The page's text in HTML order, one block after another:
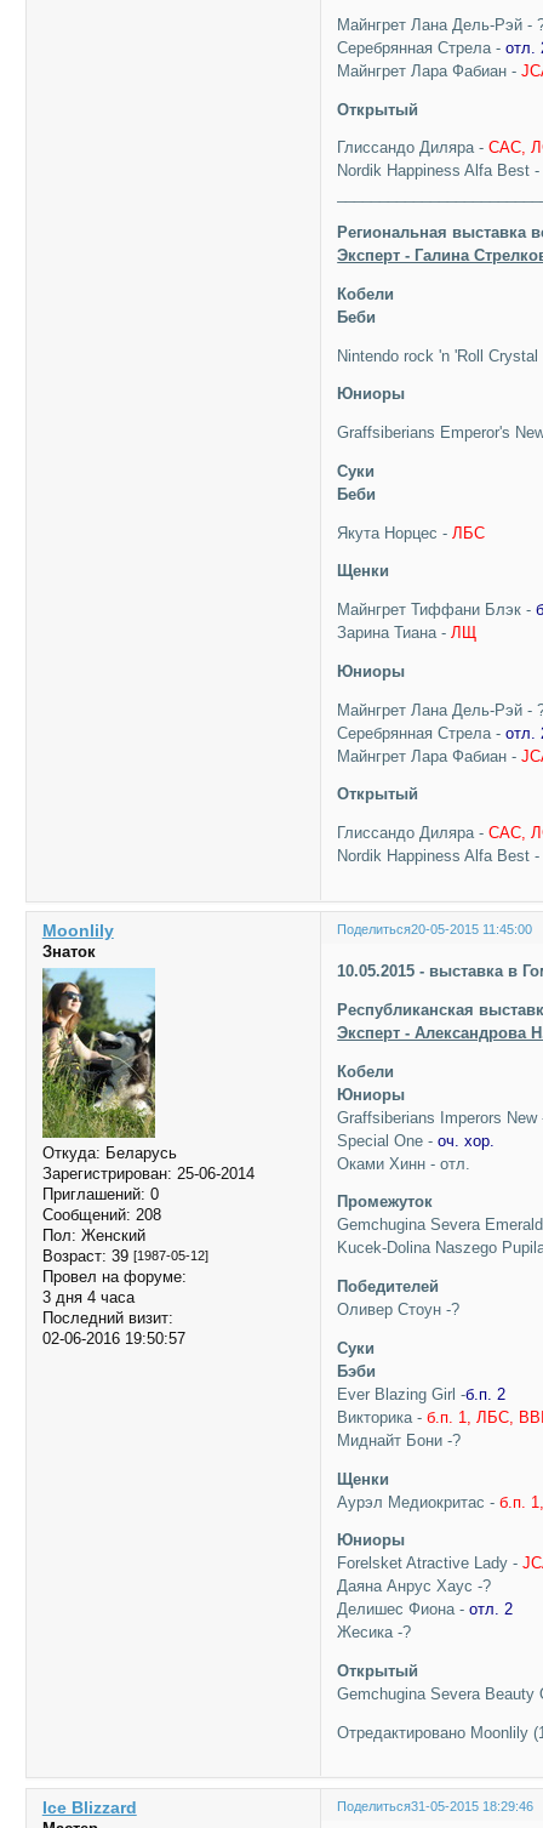
Майнгрет Лана Дель-Рэй -
Серебрянная Стрела -отл.
Майнгрет Лара Фабиан -
Открытый
Глиссандо Диляра -САС,
Nordik Happiness Alfa Best -
Региональная выставка
Эксперт - Галина
Кобели
Беби
Nintendo rock 'n 'Roll
Юниоры
Graffsiberians Emperor's
Суки
Беби
Якута Норцес - ЛБС
Щенки
Майнгрет Тиффани Блэк -
Зарина Тиана -ЛЩ
Юниоры
Майнгрет Лана Дель-Рэй -
Серебрянная Стрела -отл.
Майнгрет Лара Фабиан -
Открытый
Глиссандо Диляра -САС,
Nordik Happiness Alfa Best
Поделиться20-05-2015 11:45:00
Moonlily
Знаток
Откуда: Беларусь
Зарегистрирован: 25-06-2014
Приглашений: 0
Сообщений: 208
Пол: Женский
Возраст: 39 [1987-05-12]
Провел на форуме:
3 дня 4 часа
Последний визит:
02-06-2016 19:50:57
10.05.2015 - выставка в
Республиканская
Эксперт - Александрова
Кобели
Юниоры
Graffsiberians Imperors New
Special One -оч. хор.
Оками Хинн - отл.
Промежуток
Gemchugina Severa
Kucek-Dolina Naszego
Победителей
Оливер Стоун -?
Суки
Бэби
Ever Blazing Girl -б.п. 2
Викторика -б.п. 1, ЛБС,
Миднайт Бони -?
Щенки
Аурэл Медиокритас -б.п.
Юниоры
Forelsket Atractive Lady -
Даяна Анрус Хаус -?
Делишес Фиона -отл. 2
Жесика -?
Открытый
Gemchugina Severa Beauty
Отредактировано Moonlily
Поделиться31-05-2015 18:29:46
Ice Blizzard